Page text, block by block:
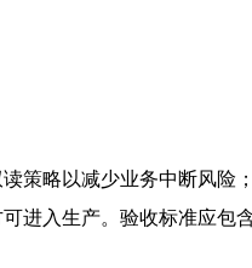
策略以减少业务中断风险
进入生产。验收标准应包